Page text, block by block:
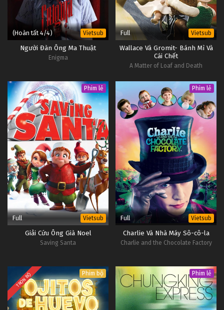
(Hoàn tất 4/4) Vietsub
Người Đàn Ông Ma Thuật
Enigma
Full Vietsub
Wallace Và Gromit- Bánh Mì Và
Cái Chết
A Matter of Loaf and Death
Phim lẻ
Full Vietsub
Giải Cứu Ông Già Noel
Saving Santa
Phim lẻ
Full Vietsub
Charlie Và Nhà Máy Sô-cô-la
Charlie and the Chocolate Factory
TRỌN BỘ Phim bộ Phim lẻ